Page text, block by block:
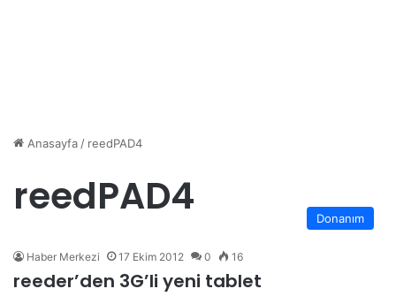
Anasayfa/ reedPAD4
reedPAD4 Donanım
Haber Merkezi 17 Ekim 2012 0 16
reeder’den 3G’li yeni tablet